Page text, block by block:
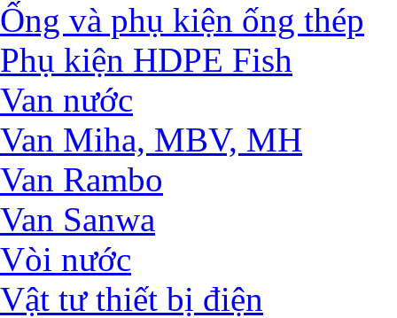
Ống và phụ kiện ống thép
Phụ kiện HDPE Fish
Van nước
Van Miha, MBV, MH
Van Rambo
Van Sanwa
Vòi nước
Vật tư thiết bị điện